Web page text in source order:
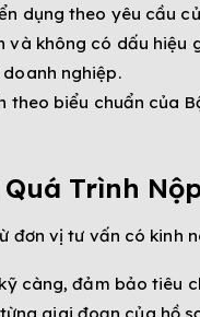
dụng theo yêu cầu
không có dấu hiệu
nghiệp.
theo biểu chuẩn của
Trình
đơn vị tư vấn có kinh
càng, đảm bảo tiêu